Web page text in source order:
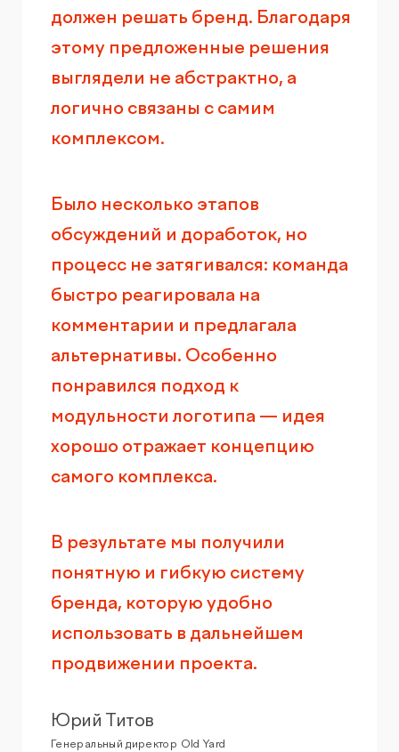
должен решать бренд. Благодаря
этому предложенные решения
выглядели не абстрактно, а
логично связаны с самим
комплексом.
Было несколько этапов
обсуждений и доработок, но
процесс не затягивался: команда
быстро реагировала на
комментарии и предлагала
альтернативы. Особенно
понравился подход к
модульности логотипа — идея
хорошо отражает концепцию
самого комплекса.
В результате мы получили
понятную и гибкую систему
бренда, которую удобно
использовать в дальнейшем
продвижении проекта.
Юрий Титов
Генеральный директор Old Yard